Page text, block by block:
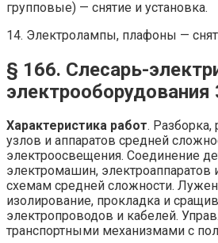
групповые) — снятие и установка.
14. Электролампы, плафоны —
§ 166. Слесарь-
электрооборудования
Характеристика работ. Разборка,
узлов и аппаратов средней
электроосвещения. Соединение
электромашин, электроаппаратов
схемам средней сложности.
изолирование, прокладка и
электропроводов и кабелей.
транспортными механизмами с